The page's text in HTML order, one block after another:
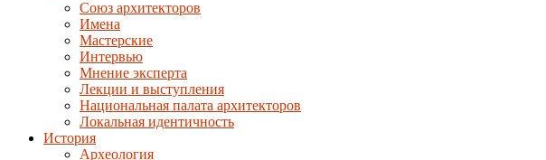
Союз архитекторов
Имена
Мастерские
Интервью
Мнение эксперта
Лекции и выступления
Национальная палата архитекторов
Локальная идентичность
История
Археология